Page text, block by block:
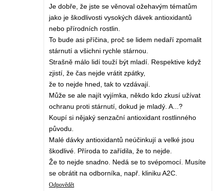
Je dobře, že jste se věnoval ožehavým tématům
jako je škodlivosti vysokých dávek antioxidantů
nebo přírodních rostlin.
To bude asi příčina, proč se lidem nedaří zpomalit
stárnutí a všichni rychle stárnou.
Strašně málo lidí touží být mladí. Respektive když
zjistí, že čas nejde vrátit zpátky,
že to nejde hned, tak to vzdávají.
Může se ale najít vyjímka, někdo kdo zkusí užívat
ochranu proti stárnutí, dokud je mladý. A...?
Koupí si nějaký senzační antioxidant rostlinného
původu.
Malé dávky antioxidantů neúčinkují a velké jsou
škodlivé. Příroda to zařídila, že to nejde.
Že to nejde snadno. Nedá se to svépomocí. Musíte
se obrátit na odborníka, např. kliniku A2C.
Odpovědět